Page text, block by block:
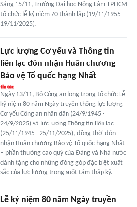
Sáng 15/11, Trường Đại học Nông Lâm TPHCM
tổ chức lễ kỷ niệm 70 thành lập (19/11/1955 -
19/11/2025).
Lực lượng Cơ yếu và Thông tin
liên lạc đón nhận Huân chương
Bảo vệ Tổ quốc hạng Nhất
Ngày 13/11, Bộ Công an long trọng tổ chức Lễ
kỷ niệm 80 năm Ngày truyền thống lực lượng
Cơ yếu Công an nhân dân (24/9/1945 -
24/9/2025) và lực lượng Thông tin liên lạc
(25/11/1945 - 25/11/2025), đồng thời đón
nhận Huân chương Bảo vệ Tổ quốc hạng Nhất
– phần thưởng cao quý của Đảng và Nhà nước
dành tặng cho những đóng góp đặc biệt xuất
sắc của lực lượng trong suốt tám thập kỷ.
Lễ kỷ niệm 80 năm Ngày truyền